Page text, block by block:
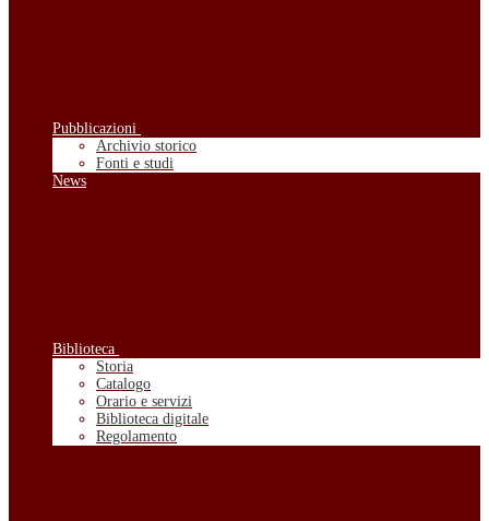
Pubblicazioni
Archivio storico
Fonti e studi
News
Biblioteca
Storia
Catalogo
Orario e servizi
Biblioteca digitale
Regolamento